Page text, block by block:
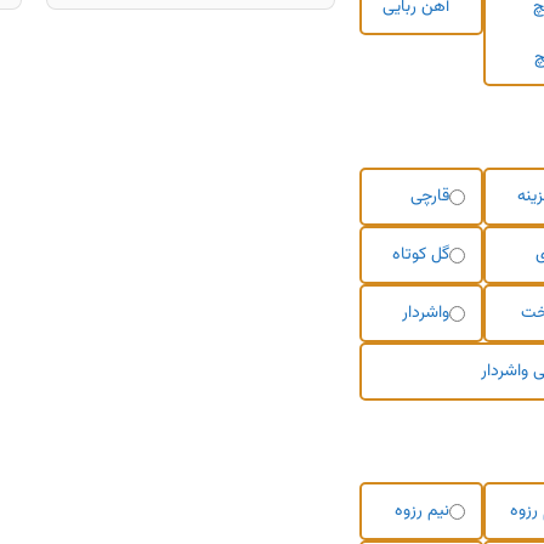
آهن ربایی
قارچی
گل کوتاه
واشردار
واشردار
رزوه نیم رزوه